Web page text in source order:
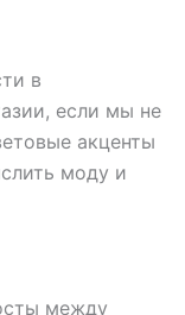
в
если мы не
акценты
моду и
между